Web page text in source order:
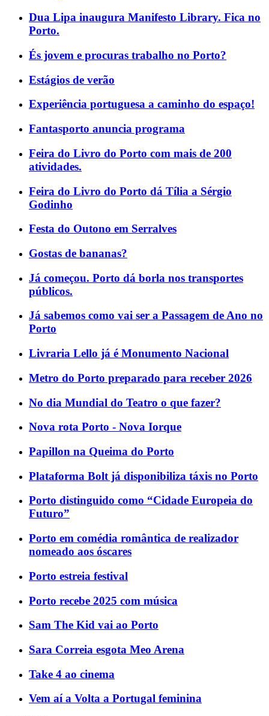
Dua Lipa inaugura Manifesto Library. Fica no
Porto.
És jovem e procuras trabalho no Porto?
Estágios de verão
Experiência portuguesa a caminho do espaço!
Fantasporto anuncia programa
Feira do Livro do Porto com mais de 200
atividades.
Feira do Livro do Porto dá Tília a Sérgio
Godinho
Festa do Outono em Serralves
Gostas de bananas?
Já começou. Porto dá borla nos transportes
públicos.
Já sabemos como vai ser a Passagem de Ano no
Porto
Livraria Lello já é Monumento Nacional
Metro do Porto preparado para receber 2026
No dia Mundial do Teatro o que fazer?
Nova rota Porto - Nova Iorque
Papillon na Queima do Porto
Plataforma Bolt já disponibiliza táxis no Porto
Porto distinguido como “Cidade Europeia do
Futuro”
Porto em comédia romântica de realizador
nomeado aos óscares
Porto estreia festival
Porto recebe 2025 com música
Sam The Kid vai ao Porto
Sara Correia esgota Meo Arena
Take 4 ao cinema
Vem aí a Volta a Portugal feminina